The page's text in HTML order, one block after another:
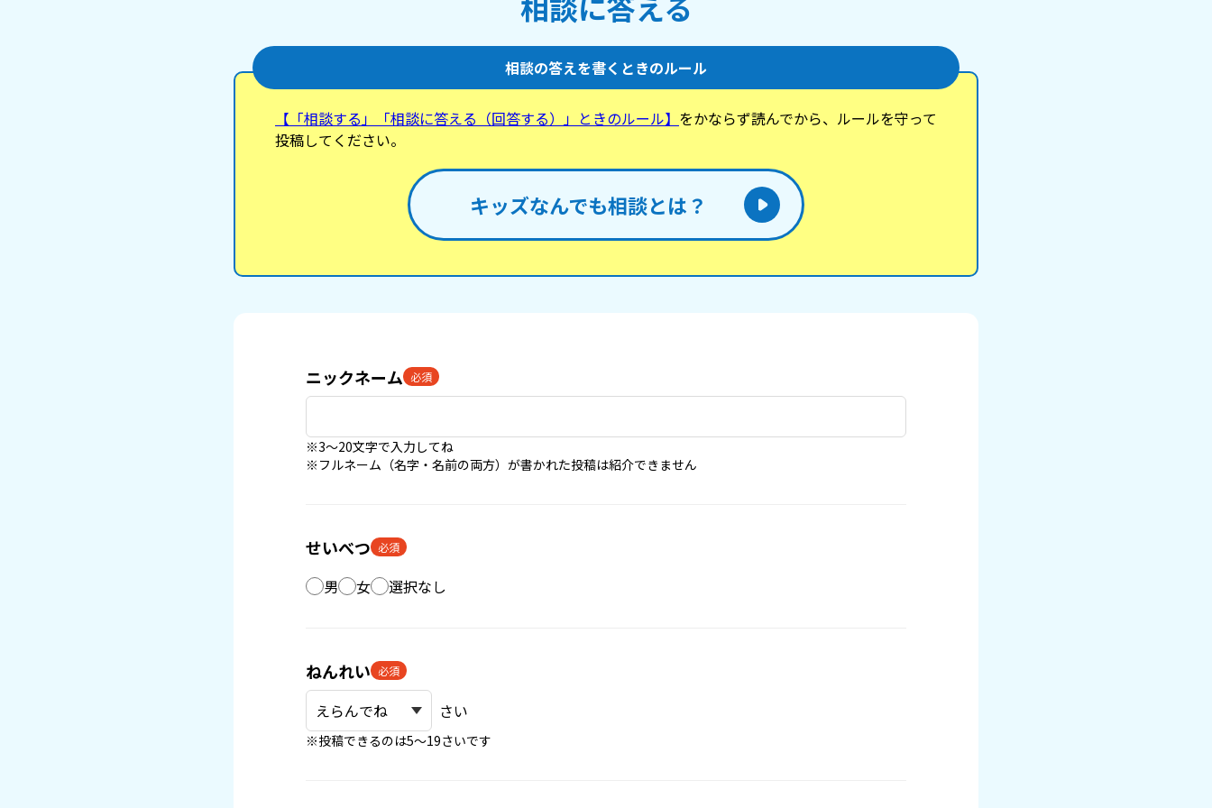
相談の答えを書くときのルール
【「相談する」「相談に答える（回答する）」ときのルール】 をかならず読んでから、ルールを守って
投稿してください。
キッズなんでも相談とは？
ニックネーム 必須
※3〜20文字で入力してね
※フルネーム（名字・名前の両方）が書かれた投稿は紹介できません
せいべつ 必須
男 女 選択なし
ねんれい 必須
さい
※投稿できるのは5〜19さいです